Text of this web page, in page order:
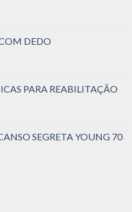
DEDO
PARA REABILITAÇÃO
SEGRETA YOUNG 70